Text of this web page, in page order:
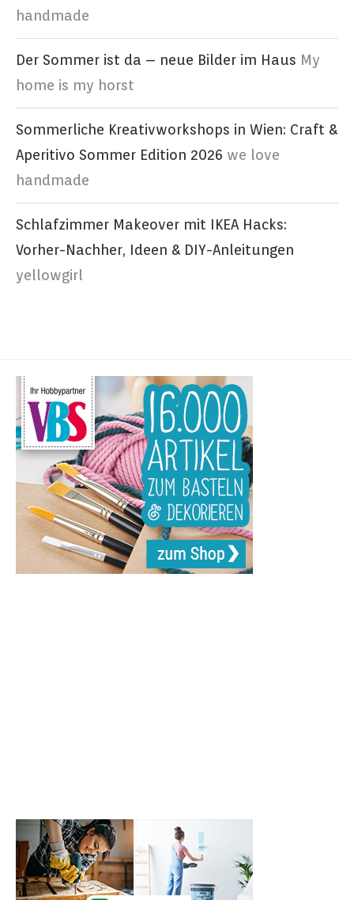
handmade
Der Sommer ist da – neue Bilder im Haus My
home is my horst
Sommerliche Kreativworkshops in Wien: Craft &
Aperitivo Sommer Edition 2026 we love
handmade
Schlafzimmer Makeover mit IKEA Hacks:
Vorher-Nachher, Ideen & DIY-Anleitungen
yellowgirl